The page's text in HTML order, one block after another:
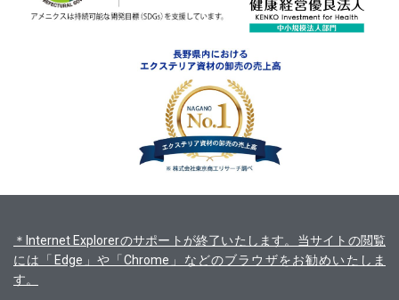
＊Internet Explorerのサポートが終了いたします。当サイトの閲覧
には「Edge」や「Chrome」などのブラウザをお勧めいたしま
す。